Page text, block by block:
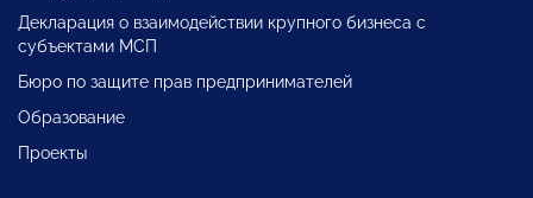
Декларация о взаимодействии крупного бизнеса с
субъектами МСП
Бюро по защите прав предпринимателей
Образование
Проекты